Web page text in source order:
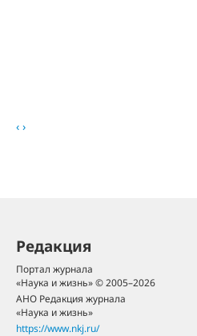
‹ ›
Редакция
Портал журнала
«Наука и жизнь» © 2005–2026
АНО Редакция журнала
«Наука и жизнь»
https://www.nkj.ru/